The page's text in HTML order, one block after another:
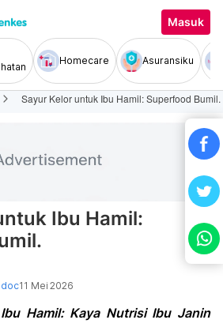
Masuk
Homecare Asuransiku
Sayur Kelor untuk Ibu Hamil: Superfood Bumil.
Ibu Hamil:
11 Mei 2026
Hamil: Kaya Nutrisi Ibu Janin